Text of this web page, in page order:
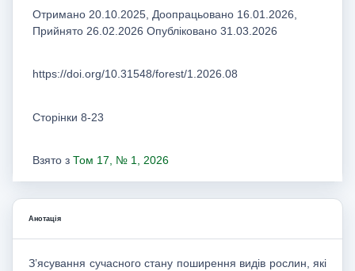
Отримано 20.10.2025, Доопрацьовано 16.01.2026,
Прийнято 26.02.2026 Опубліковано 31.03.2026
https://doi.org/10.31548/forest/1.2026.08
Сторінки 8-23
Взято з Том 17, № 1, 2026
Анотація
З’ясування сучасного стану поширення видів рослин, які